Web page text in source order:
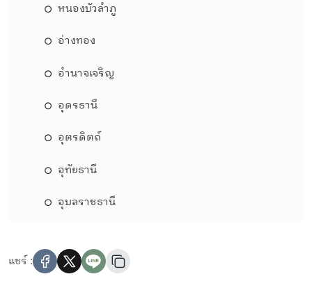
หนองบัวลำภู
อ่างทอง
อำนาจเจริญ
อุดรธานี
อุตรดิตถ์
อุทัยธานี
อุบลราชธานี
แชร์ :